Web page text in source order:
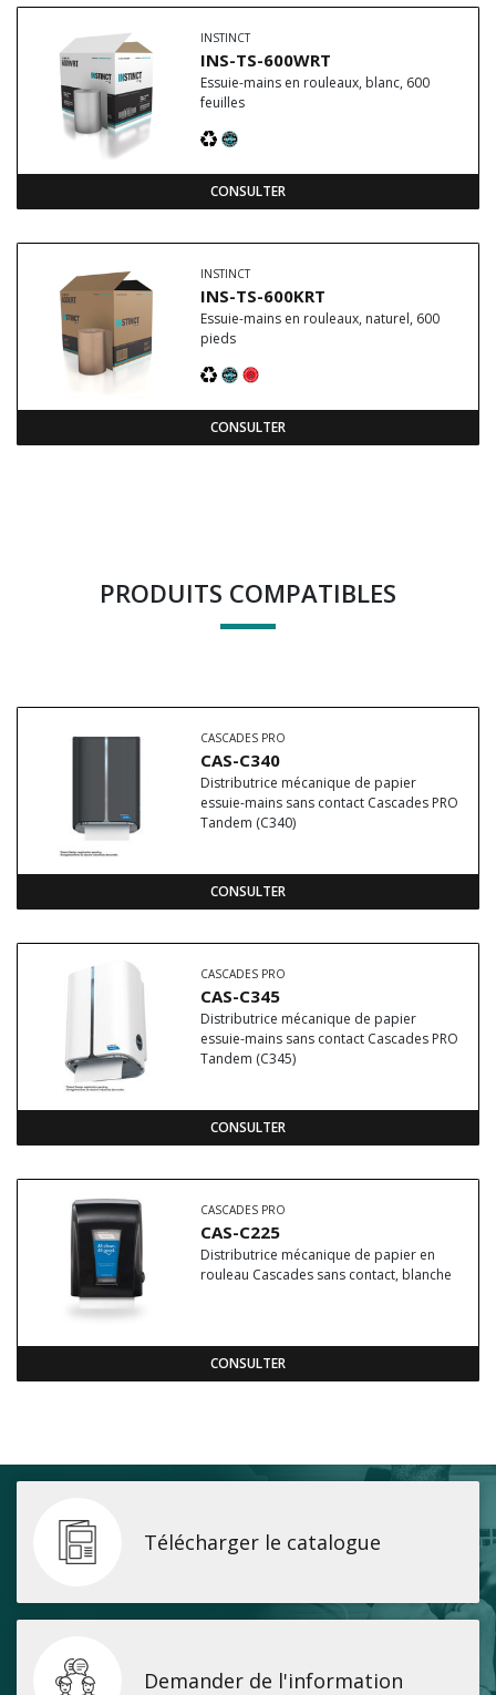
INSTINCT
INS-TS-600WRT
Essuie-mains en rouleaux, blanc, 600
feuilles
CONSULTER
INSTINCT
INS-TS-600KRT
Essuie-mains en rouleaux, naturel, 600
pieds
CONSULTER
PRODUITS COMPATIBLES
CASCADES PRO
CAS-C340
Distributrice mécanique de papier
essuie-mains sans contact Cascades PRO
Tandem (C340)
CONSULTER
CASCADES PRO
CAS-C345
Distributrice mécanique de papier
essuie-mains sans contact Cascades PRO
Tandem (C345)
CONSULTER
CASCADES PRO
CAS-C225
Distributrice mécanique de papier en
rouleau Cascades sans contact, blanche
CONSULTER
Télécharger le catalogue
Demander de l'information